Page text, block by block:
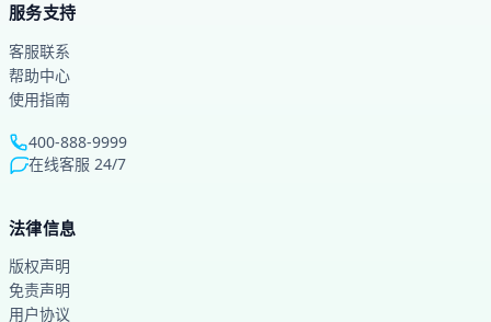
服务支持
客服联系
帮助中心
使用指南
400-888-9999
在线客服 24/7
法律信息
版权声明
免责声明
用户协议